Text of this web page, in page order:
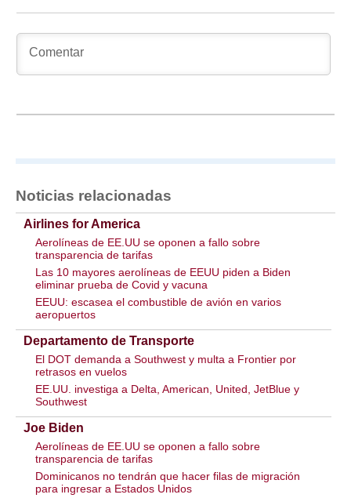
Noticias relacionadas
Airlines for America
Aerolíneas de EE.UU se oponen a fallo sobre
transparencia de tarifas
Las 10 mayores aerolíneas de EEUU piden a Biden
eliminar prueba de Covid y vacuna
EEUU: escasea el combustible de avión en varios
aeropuertos
Departamento de Transporte
El DOT demanda a Southwest y multa a Frontier por
retrasos en vuelos
EE.UU. investiga a Delta, American, United, JetBlue y
Southwest
Joe Biden
Aerolíneas de EE.UU se oponen a fallo sobre
transparencia de tarifas
Dominicanos no tendrán que hacer filas de migración
para ingresar a Estados Unidos